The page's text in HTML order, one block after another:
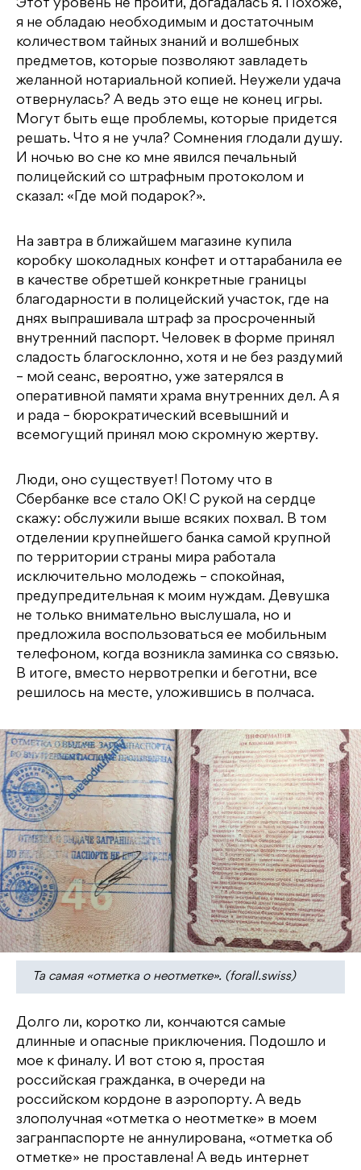
Этот уровень не пройти, догадалась я. Похоже,
я не обладаю необходимым и достаточным
количеством тайных знаний и волшебных
предметов, которые позволяют завладеть
желанной нотариальной копией. Неужели удача
отвернулась? А ведь это еще не конец игры.
Могут быть еще проблемы, которые придется
решать. Что я не учла? Сомнения глодали душу.
И ночью во сне ко мне явился печальный
полицейский со штрафным протоколом и
сказал: «Где мой подарок?».
На завтра в ближайшем магазине купила
коробку шоколадных конфет и оттарабанила ее
в качестве обретшей конкретные границы
благодарности в полицейский участок, где на
днях выпрашивала штраф за просроченный
внутренний паспорт. Человек в форме принял
сладость благосклонно, хотя и не без раздумий
– мой сеанс, вероятно, уже затерялся в
оперативной памяти храма внутренних дел. А я
и рада – бюрократический всевышний и
всемогущий принял мою скромную жертву.
Люди, оно существует! Потому что в
Сбербанке все стало ОК! С рукой на сердце
скажу: обслужили выше всяких похвал. В том
отделении крупнейшего банка самой крупной
по территории страны мира работала
исключительно молодежь – спокойная,
предупредительная к моим нуждам. Девушка
не только внимательно выслушала, но и
предложила воспользоваться ее мобильным
телефоном, когда возникла заминка со связью.
В итоге, вместо нервотрепки и беготни, все
решилось на месте, уложившись в полчаса.
Та самая «отметка о неотметке». (forall.swiss)
Долго ли, коротко ли, кончаются самые
длинные и опасные приключения. Подошло и
мое к финалу. И вот стою я, простая
российская гражданка, в очереди на
российском кордоне в аэропорту. А ведь
злополучная «отметка о неотметке» в моем
загранпаспорте не аннулирована, «отметка об
отметке» не проставлена! А ведь интернет